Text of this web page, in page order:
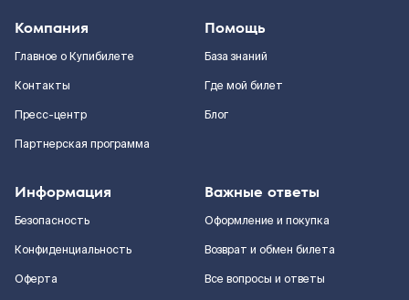
Компания
Главное о Купибилете
Контакты
Пресс-центр
Партнерская программа
Помощь
База знаний
Где мой билет
Блог
Информация
Безопасность
Конфиденциальность
Оферта
Важные ответы
Оформление и покупка
Возврат и обмен билета
Все вопросы и ответы